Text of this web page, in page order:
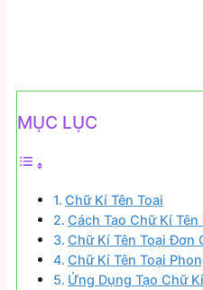
MỤC LỤC
Chữ Kí Tên Toại
Cách Tạo Chữ Kí Tên
Chữ Kí Tên Toại Đơn
Chữ Kí Tên Toại
Ứng Dụng Tạo Chữ